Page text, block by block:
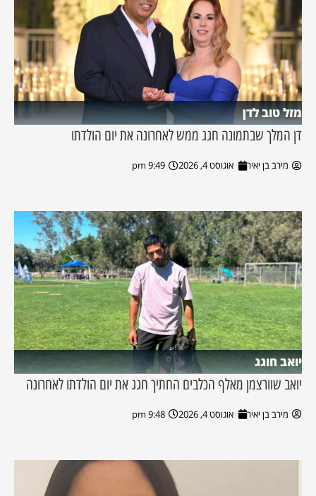
מזל טוב לדן
דן המלך שבתמונה חגג ממש לאחרונה את יום הולדתו
מירב בן יאיר אוגוסט 4, 2026 9:49 pm
יואב חוגג
יואב שוורצמן מאלף הכלבים החתיך חגג את יום הולדתו לאחרונה
מירב בן יאיר אוגוסט 4, 2026 9:48 pm